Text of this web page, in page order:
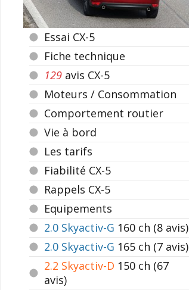
Essai CX-5
Fiche technique
129 avis CX-5
Moteurs / Consommation
Comportement routier
Vie à bord
Les tarifs
Fiabilité CX-5
Rappels CX-5
Equipements
2.0 Skyactiv-G 160 ch (8 avis)
2.0 Skyactiv-G 165 ch (7 avis)
2.2 Skyactiv-D 150 ch (67
avis)